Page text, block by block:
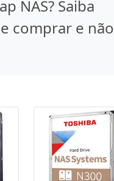
NAS? Saiba
comprar e não